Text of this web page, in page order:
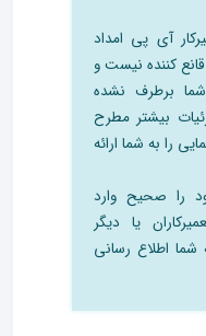
آی پی امداد
کننده نیست و
برطرف نشده
بیشتر مطرح
را به شما ارائه
را صحیح وارد
یا دیگر
شما اطلاع رسانی